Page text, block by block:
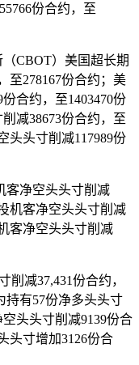
份合约，至
CBOT）美国超长期
至278167份合约；美
合约，至1403470份
减38673份合约，至
头头寸削减117989份
客净空头头寸削减
机客净空头头寸削减
客净空头头寸削减
削减37,431份合约，
持有57份净多头头寸
头头寸削减9139份合
头寸增加3126份合